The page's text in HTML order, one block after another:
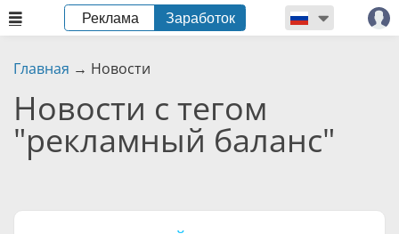
Реклама Заработок
Главная → Новости
Новости с тегом
"рекламный баланс"